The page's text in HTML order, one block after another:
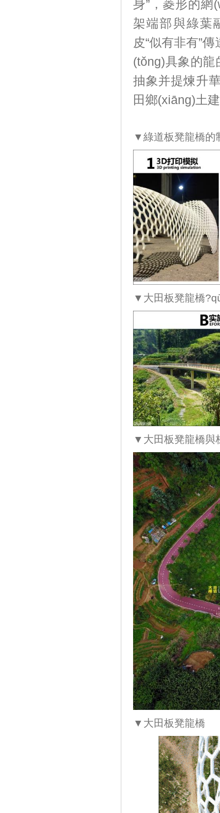
身”，菱形
架端部與綠葉
皮“似有非有”傳
(tǒng)具象的
抽象并提煉升華
田鄉(xiāng)土
▼綠道板凳龍橋的
▼大田板凳龍橋
▼大田板凳龍橋
▼大田板凳龍橋